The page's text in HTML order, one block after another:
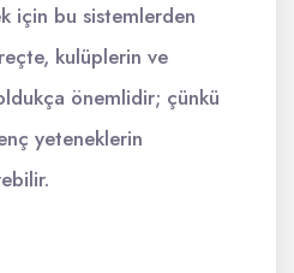
için bu sistemlerden
kulüplerin ve
önemlidir; çünkü
yeteneklerin